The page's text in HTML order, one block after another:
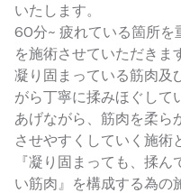
いたします。
60分~ 疲れている箇所を
を施術させていただきま
凝り固まっている筋肉及
がら丁寧に揉みほぐして
あげながら、筋肉を柔ら
させやすくしていく施術
『凝り固まっても、揉
い筋肉』を構成する為の